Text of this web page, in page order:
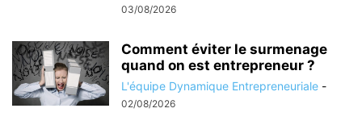
03/08/2026
Comment éviter le surmenage
quand on est entrepreneur ?
L'équipe Dynamique Entrepreneuriale -
02/08/2026